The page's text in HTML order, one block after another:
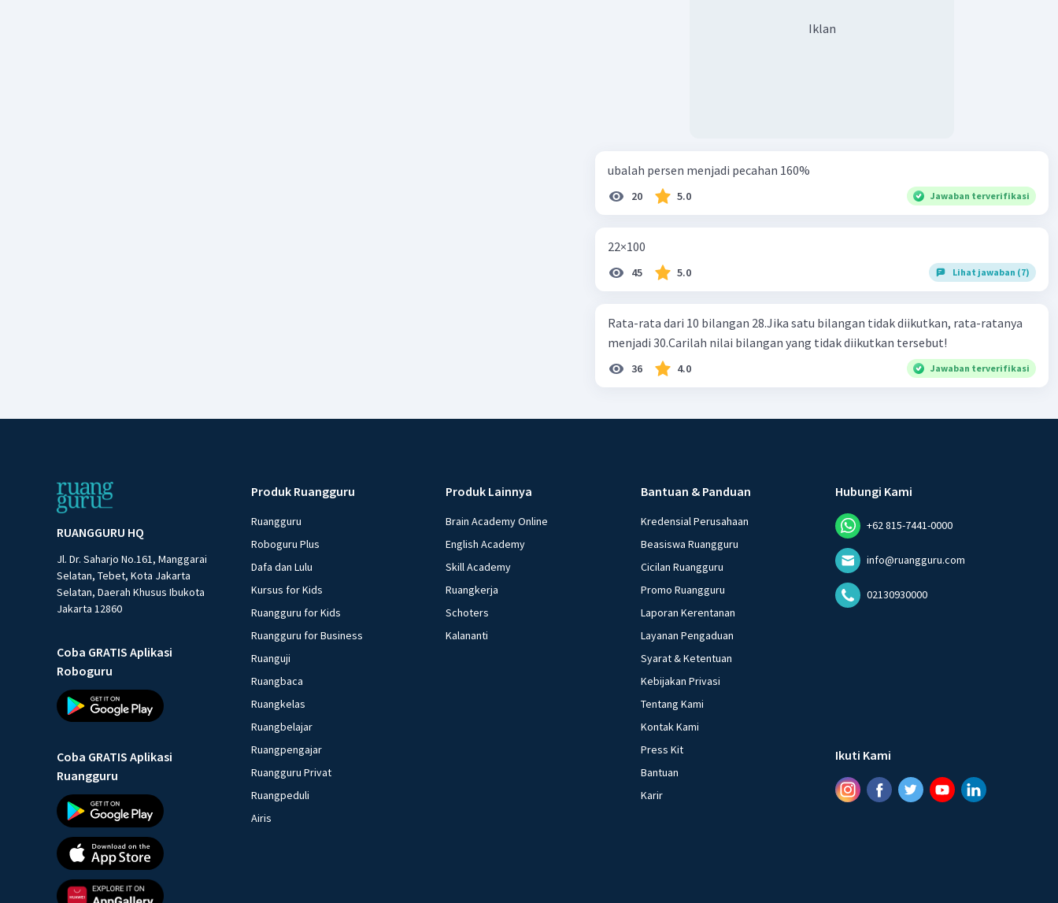
Iklan
ubalah persen menjadi pecahan 160%
20 5.0 Jawaban terverifikasi
22×100
45 5.0 Lihat jawaban (7)
Rata-rata dari 10 bilangan 28.Jika satu bilangan tidak diikutkan, rata-ratanya
menjadi 30.Carilah nilai bilangan yang tidak diikutkan tersebut!
36 4.0 Jawaban terverifikasi
RUANGGURU HQ
Jl. Dr. Saharjo No.161, Manggarai
Selatan, Tebet, Kota Jakarta
Selatan, Daerah Khusus Ibukota
Jakarta 12860
Coba GRATIS Aplikasi
Roboguru
Coba GRATIS Aplikasi
Ruangguru
Produk Ruangguru
Ruangguru
Roboguru Plus
Dafa dan Lulu
Kursus for Kids
Ruangguru for Kids
Ruangguru for Business
Ruanguji
Ruangbaca
Ruangkelas
Ruangbelajar
Ruangpengajar
Ruangguru Privat
Ruangpeduli
Airis
Produk Lainnya
Brain Academy Online
English Academy
Skill Academy
Ruangkerja
Schoters
Kalananti
Bantuan & Panduan
Kredensial Perusahaan
Beasiswa Ruangguru
Cicilan Ruangguru
Promo Ruangguru
Laporan Kerentanan
Layanan Pengaduan
Syarat & Ketentuan
Kebijakan Privasi
Tentang Kami
Kontak Kami
Press Kit
Bantuan
Karir
Hubungi Kami
+62 815-7441-0000
info@ruangguru.com
02130930000
Ikuti Kami